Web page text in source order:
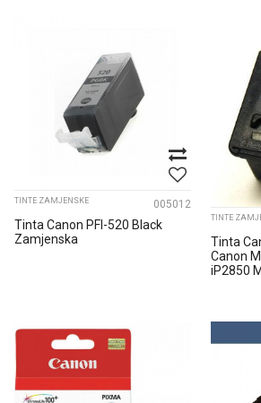
TINTE ZAMJENSKE 005012
Tinta Canon PFI-520 Black
Zamjenska
TINTE
Tinta
Canon
iP2850